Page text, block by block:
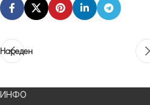
Нареден
ИНФО